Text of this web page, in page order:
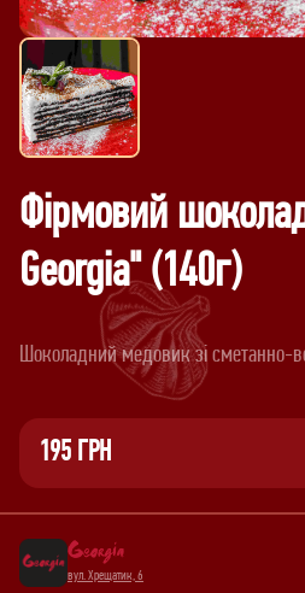
Фірмовий
Georgia" (140г)
195 ГРН
вул. Хрещатик, 6